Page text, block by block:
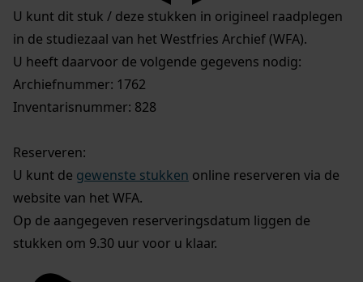
U kunt dit stuk / deze stukken in origineel raadplegen
in de studiezaal van het Westfries Archief (WFA).
U heeft daarvoor de volgende gegevens nodig:
Archiefnummer: 1762
Inventarisnummer: 828
Reserveren:
U kunt de gewenste stukken online reserveren via de
website van het WFA.
Op de aangegeven reserveringsdatum liggen de
stukken om 9.30 uur voor u klaar.